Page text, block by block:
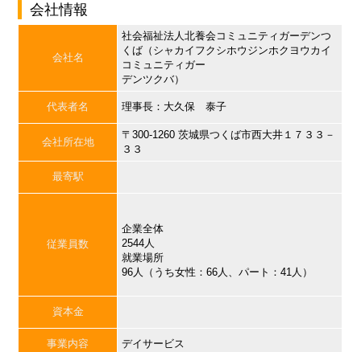
会社情報
会社名
社会福祉法人北養会コミュニティガーデンつ
くば（シャカイフクシホウジンホクヨウカイ
コミュニティガー
デンツクバ）
代表者名 理事長：大久保 泰子
会社所在地
〒300-1260 茨城県つくば市西大井１７３３－
３３
最寄駅
従業員数
企業全体
2544人
就業場所
96人（うち女性：66人、パート：41人）
資本金
事業内容 デイサービス